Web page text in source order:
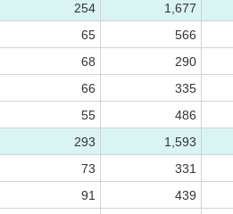
254 1,677
65 566
68 290
66 335
55 486
293 1,593
73 331
91 439